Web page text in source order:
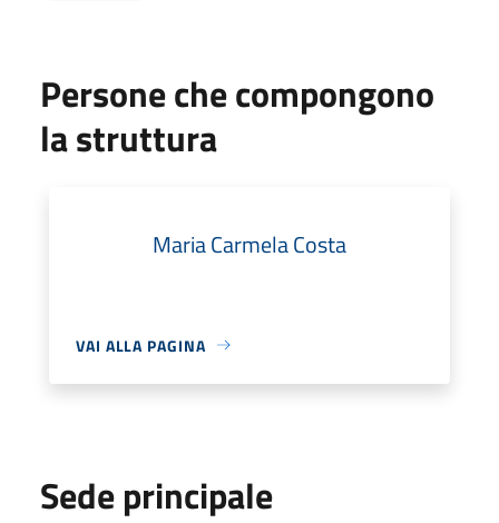
Persone che compongono
la struttura
Maria Carmela Costa
VAI ALLA PAGINA
Sede principale